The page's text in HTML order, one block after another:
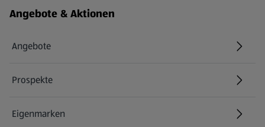
Fußzeilenmenü - weitere Links
Angebote & Aktionen
Angebote
Prospekte
Eigenmarken